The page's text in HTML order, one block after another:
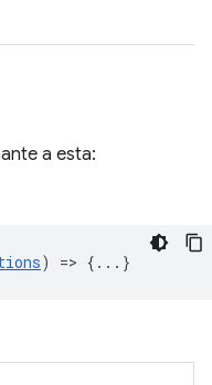
a esta:
) => {...}